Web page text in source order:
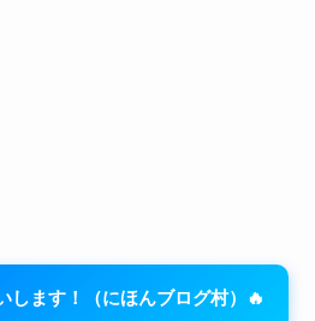
します！（にほんブログ村）🔥